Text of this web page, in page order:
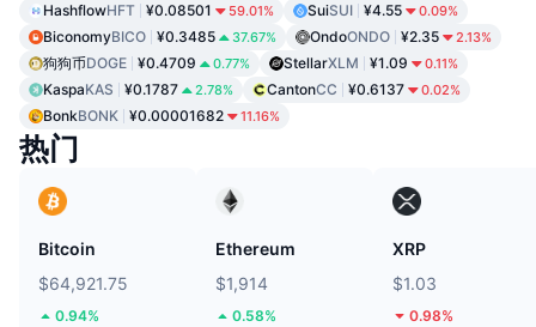
HashflowHFT ¥0.08501 59.01% SuiSUI ¥4.55 0.09%
BiconomyBICO ¥0.3485 37.67% OndoONDO ¥2.35 2.13%
狗狗币DOGE ¥0.4709 0.77% StellarXLM ¥1.09 0.11%
KaspaKAS ¥0.1787 2.78% CantonCC ¥0.6137 0.02%
BonkBONK ¥0.00001682 11.16%
热门
Bitcoin
$64,921.75
0.94%
Ethereum
$1,914
0.58%
XRP
$1.03
0.98%